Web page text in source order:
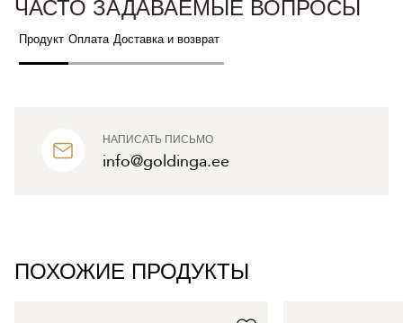
НАПИСАТЬ ПИСЬМО
info@goldinga.ee
ЧАСТО ЗАДАВАЕМЫЕ ВОПРОСЫ
Продукт Оплата Доставка и возврат
ПОХОЖИЕ ПРОДУКТЫ